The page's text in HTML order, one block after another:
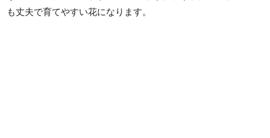
も丈夫で育てやすい花になります。